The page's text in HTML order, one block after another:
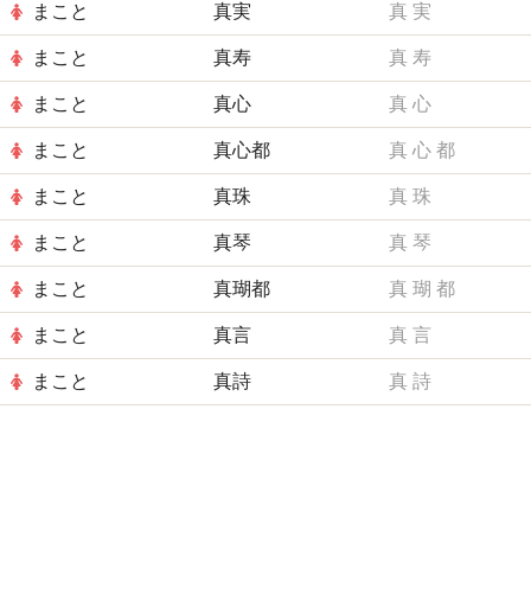
まこと 真実 真 実
まこと 真寿 真 寿
まこと 真心 真 心
まこと 真心都 真 心 都
まこと 真珠 真 珠
まこと 真琴 真 琴
まこと 真瑚都 真 瑚 都
まこと 真言 真 言
まこと 真詩 真 詩